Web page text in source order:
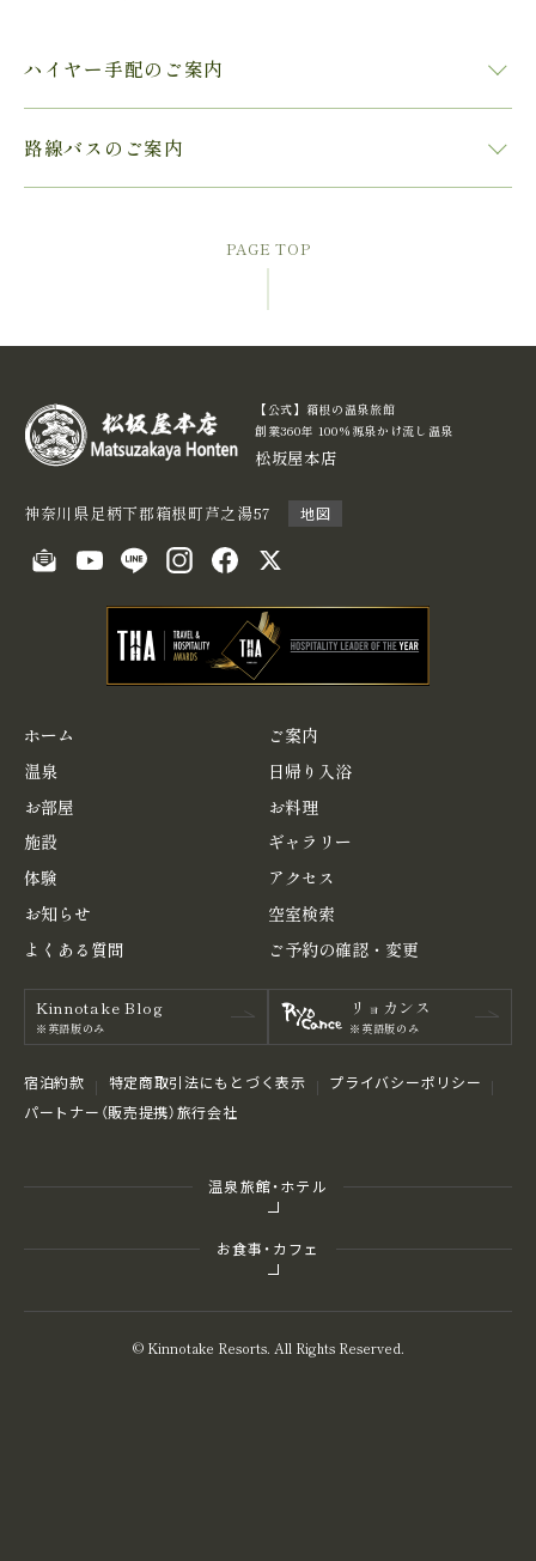
ハイヤー手配のご案内
路線バスのご案内
PAGE TOP
【公式】箱根の温泉旅館
創業360年 100%源泉かけ流し温泉
松坂屋本店
神奈川県足柄下郡箱根町芦之湯57 地図
ホーム
ご案内
温泉
日帰り入浴
お部屋
お料理
施設
ギャラリー
体験
アクセス
お知らせ
空室検索
よくある 質問 ご予約の確認・変更
Kinnotake Blog
※英語版のみ
リョカンス
※英語版のみ
宿泊約款 特定商取引法にもとづく表⽰
プライバシーポリシー
パートナー（販売提携）旅行会社
温泉旅館・ホテル
お食事・カフェ
© Kinnotake Resorts. All Rights Reserved.